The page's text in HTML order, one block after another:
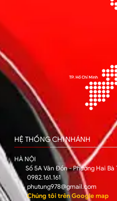
HỆ THỐNG CHI NHÁNH
HÀ NỘI
Số 5A Vân Đồn - Phường Hai Bà
0982.161.161
phutung978@gmail.com
Chúng tôi trên Google map